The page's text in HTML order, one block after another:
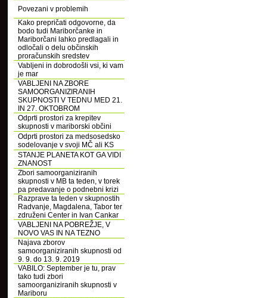
Povezani v problemih
Kako prepričati odgovorne, da
bodo tudi Mariborčanke in
Mariborčani lahko predlagali in
odločali o delu občinskih
proračunskih sredstev
Vabljeni in dobrodošli vsi, ki vam
je mar
VABLJENI NA ZBORE
SAMOORGANIZIRANIH
SKUPNOSTI V TEDNU MED 21.
IN 27. OKTOBROM
Odprti prostori za krepitev
skupnosti v mariborski občini
Odprti prostori za medsosedsko
sodelovanje v svoji MČ ali KS
STANJE PLANETA KOT GA VIDI
ZNANOST
Zbori samoorganiziranih
skupnosti v MB ta teden, v torek
pa predavanje o podnebni krizi
Razprave ta teden v skupnostih
Radvanje, Magdalena, Tabor ter
združeni Center in Ivan Cankar
VABLJENI NA POBREŽJE, V
NOVO VAS IN NA TEZNO
Najava zborov
samoorganiziranih skupnosti od
9. 9. do 13. 9. 2019
VABILO: September je tu, prav
tako tudi zbori
samoorganiziranih skupnosti v
Mariboru